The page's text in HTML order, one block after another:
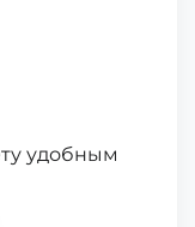
удобным